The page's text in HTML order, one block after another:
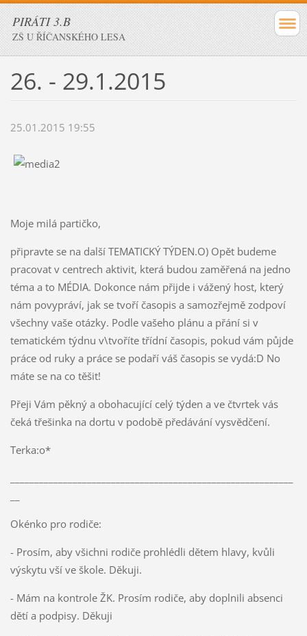
PIRÁTI 3.B
ZŠ U ŘÍČANSKÉHO LESA
26. - 29.1.2015
25.01.2015 19:55
Moje milá partičko,
připravte se na další TEMATICKÝ TÝDEN.O) Opět budeme
pracovat v centrech aktivit, která budou zaměřená na jedno
téma a to MÉDIA. Dokonce nám přijde i vážený host, který
nám povypráví, jak se tvoří časopis a samozřejmě zodpoví
všechny vaše otázky. Podle vašeho plánu a přání si v
tematickém týdnu v\tvoříte třídní časopis, pokud vám půjde
práce od ruky a práce se podaří váš časopis se vydá:D No
máte se na co těšit!
Přeji Vám pěkný a obohacující celý týden a ve čtvrtek vás
čeká třešinka na dortu v podobě předávání vysvědčení.
Terka:o*
Okénko pro rodiče:
- Prosím, aby všichni rodiče prohlédli dětem hlavy, kvůli
výskytu vší ve škole. Děkuji.
- Mám na kontrole ŽK. Prosím rodiče, aby doplnili absenci
dětí a podpisy. Děkuji